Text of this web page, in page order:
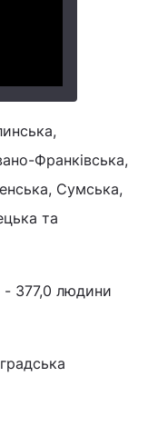
Франківська,
Сумська,
та
- 377,0 людини